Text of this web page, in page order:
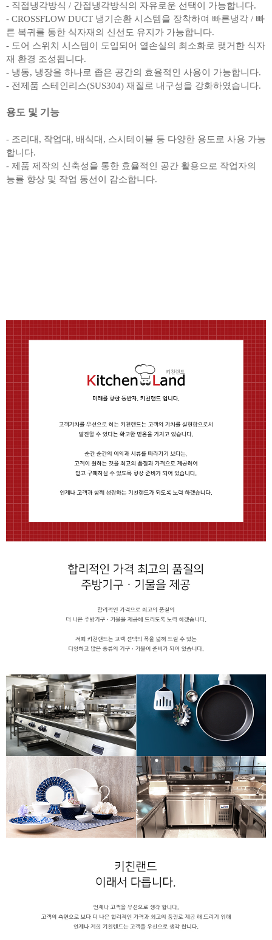
- 직접냉각방식 / 간접냉각방식의 자유로운 선택이 가능합니다.
- CROSSFLOW DUCT 냉기순환 시스템을 장착하여 빠른냉각 / 빠
른 복귀를 통한 식자재의 신선도 유지가 가능합니다.
- 도어 스위치 시스템이 도입되어 열손실의 최소화로 쾢거한 식자
재 환경 조성됩니다.
- 냉동, 냉장을 하나로 좁은 공간의 효율적인 사용이 가능합니다.
- 전제품 스테인리스(SUS304) 재질로 내구성을 강화하였습니다.
용도 및 기능
- 조리대, 작업대, 배식대, 스시테이블 등 다양한 용도로 사용 가능
합니다.
- 제품 제작의 신축성을 통한 효율적인 공간 활용으로 작업자의
능률 향상 및 작업 동선이 감소합니다.